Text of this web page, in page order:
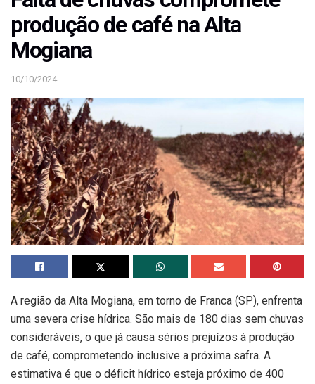
produção de café na Alta
Mogiana
10/10/2024
A região da Alta Mogiana, em torno de Franca (SP), enfrenta
uma severa crise hídrica. São mais de 180 dias sem chuvas
consideráveis, o que já causa sérios prejuízos à produção
de café, comprometendo inclusive a próxima safra. A
estimativa é que o déficit hídrico esteja próximo de 400